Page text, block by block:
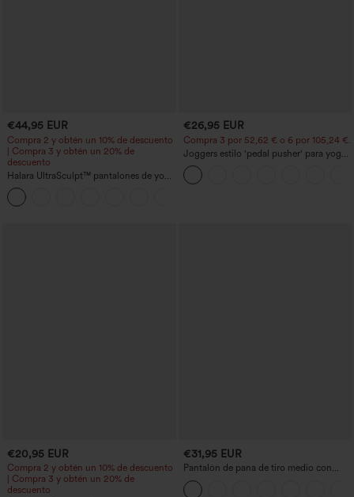
€44,95 EUR
Compra 2 y obtén un 10% de descuento
| Compra 3 y obtén un 20% de
descuento
Halara UltraSculpt™ pantalones de yoga
holgados de talle alto con control
abdominal, rayas color block y bolsillos
€26,95 EUR
Compra 3 por 52,62 € o 6 por 105,24 €.
Joggers estilo 'pedal pusher' para yoga
de talle alto, fruncidos y jaspeados, con
bolsillos
€20,95 EUR
Compra 2 y obtén un 10% de descuento
| Compra 3 y obtén un 20% de
descuento
€31,95 EUR
Pantalón de pana de tiro medio con
cremallera